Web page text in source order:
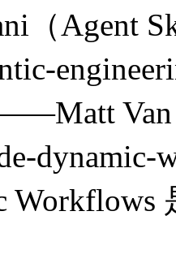
（Agent
Van
Workflows